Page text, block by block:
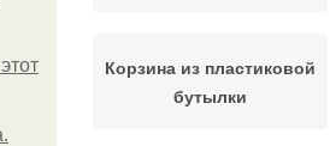
Корзина из пластиковой
бутылки